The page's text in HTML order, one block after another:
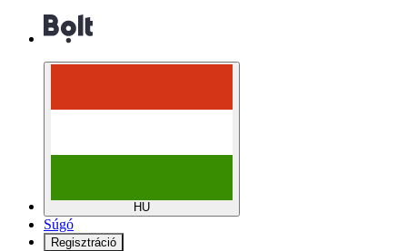
HU
Súgó
Regisztráció